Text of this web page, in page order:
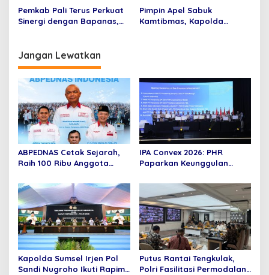
dalam Mewujudkan
Birokrasi yang Profesional
pada TMMD ke-129 Kodim
0418/Palembang
Pemkab Pali Terus Perkuat
Sinergi dengan Bapanas,
Pengendalian Inflansi
Pimpin Apel Sabuk
Kamtibmas, Kapolda
Jangan Lewatkan
ABPEDNAS Cetak Sejarah,
Raih 100 Ribu Anggota
Pancasila 2026
IPA Convex 2026: PHR
Paparkan Keunggulan
Mencapai Prestasi Produksi
Regional 1 Sumatra
Kapolda Sumsel Irjen Pol
Sandi Nugroho Ikuti Rapim
Putus Rantai Tengkulak,
Polri Fasilitasi Permodalan